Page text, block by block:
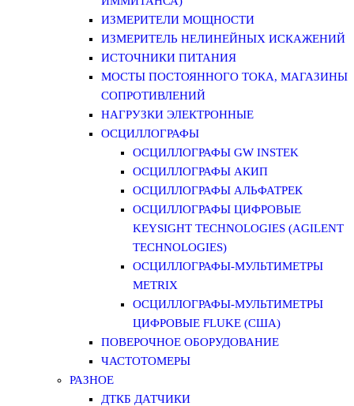
ИЗМЕРИТЕЛИ МОЩНОСТИ
ИЗМЕРИТЕЛЬ НЕЛИНЕЙНЫХ ИСКАЖЕНИЙ
ИСТОЧНИКИ ПИТАНИЯ
МОСТЫ ПОСТОЯННОГО ТОКА, МАГАЗИНЫ
СОПРОТИВЛЕНИЙ
НАГРУЗКИ ЭЛЕКТРОННЫЕ
ОСЦИЛЛОГРАФЫ
ОСЦИЛЛОГРАФЫ GW INSTEK
ОСЦИЛЛОГРАФЫ АКИП
ОСЦИЛЛОГРАФЫ АЛЬФАТРЕК
ОСЦИЛЛОГРАФЫ ЦИФРОВЫЕ
KEYSIGHT TECHNOLOGIES (AGILENT
TECHNOLOGIES)
ОСЦИЛЛОГРАФЫ-МУЛЬТИМЕТРЫ
METRIX
ОСЦИЛЛОГРАФЫ-МУЛЬТИМЕТРЫ
ЦИФРОВЫЕ FLUKE (США)
ПОВЕРОЧНОЕ ОБОРУДОВАНИЕ
ЧАСТОТОМЕРЫ
РАЗНОЕ
ДТКБ ДАТЧИКИ